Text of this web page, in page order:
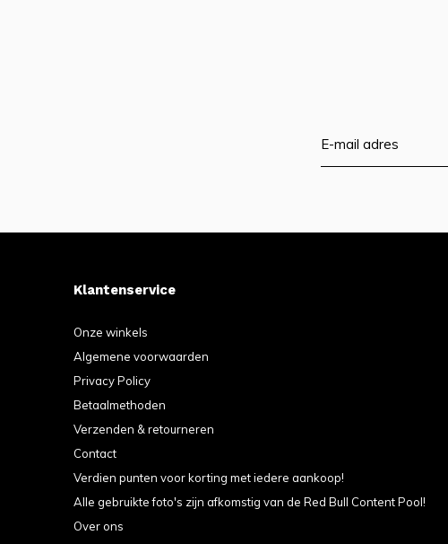
Klantenservice
Onze winkels
Algemene voorwaarden
Privacy Policy
Betaalmethoden
Verzenden & retourneren
Contact
Verdien punten voor korting met iedere aankoop!
Alle gebruikte foto's zijn afkomstig van de Red Bull Content Pool!
Over ons